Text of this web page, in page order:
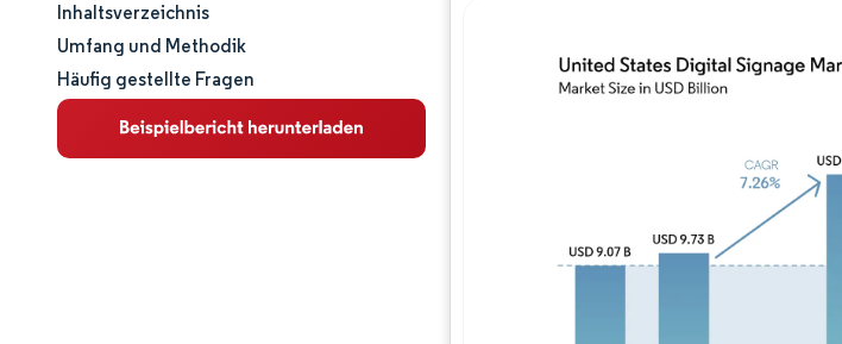
Marktgröße und -anteil
Marktanalyse
Trends und Einblicke
Inhaltsverzeichnis
Umfang und Methodik
Häufig gestellte Fragen
Bild © Mordor